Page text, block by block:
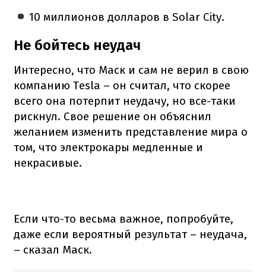
10 миллионов долларов в Solar City.
Не бойтесь неудач
Интересно, что Маск и сам не верил в свою
компанию Tesla – он считал, что скорее
всего она потерпит неудачу, но все-таки
рискнул. Свое решение он объяснил
желанием изменить представление мира о
том, что электрокары медленные и
некрасивые.
Если что-то весьма важное, попробуйте,
даже если вероятный результат – неудача,
– сказал Маск.